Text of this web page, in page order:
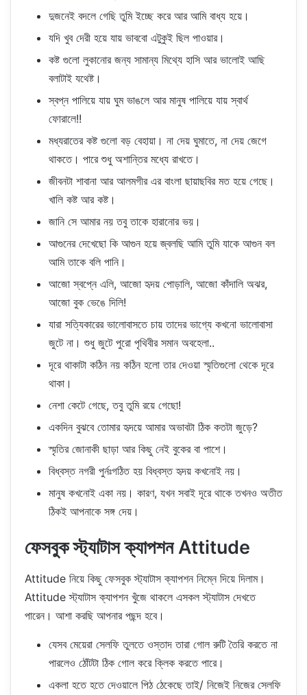
দুজনেই বদলে গেছি তুমি ইচ্ছে করে আর আমি বাধ্য হয়ে।
যদি খুব দেরী হয়ে যায় ভাববো এটুকুই ছিল পাওয়ার।
কষ্ট গুলো লুকানোর জন্য সামান্য মিথ্যে হাসি আর ভালোই আছি
বলাটাই যথেষ্ট।
স্বপ্ন পালিয়ে যায় ঘুম ভাঙলে আর মানুষ পালিয়ে যায় স্বার্থ
ফোরালে!!
মধ্যরাতের কষ্ট গুলো বড় বেহায়া। না দেয় ঘুমাতে, না দেয় জেগে
থাকতে। পারে শুধু অশান্তির মধ্যে রাখতে।
জীবনটা শাবানা আর আলমগীর এর বাংলা ছায়াছবির মত হয়ে গেছে।
খালি কষ্ট আর কষ্ট।
জানি সে আমার নয় তবু তাকে হারানোর ভয়।
আগুনের দেখেছো কি আগুন হয়ে জ্বলছি আমি তুমি যাকে আগুন বল
আমি তাকে বলি পানি।
আজো স্বপ্নে এলি, আজো হৃদয় পোড়ালি, আজো কাঁদালি অঝর,
আজো বুক ভেঙে দিলি!
যারা সত্যিকারের ভালোবাসতে চায় তাদের ভাগ্যে কখনো ভালোবাসা
জুটে না। শুধু জুটে পুরো পৃথিবীর সমান অবহেলা..
দূরে থাকাটা কঠিন নয় কঠিন হলো তার দেওয়া স্মৃতিগুলো থেকে দূরে
থাকা।
নেশা কেটে গেছে, তবু তুমি রয়ে গেছো!
একদিন বুঝবে তোমার হৃদয়ে আমার অভাবটা ঠিক কতটা জুড়ে?
স্মৃতির জোনাকী ছাড়া আর কিছু নেই বুকের বা পাশে।
বিধ্বস্ত নগরী পুর্নঃগঠিত হয় বিধ্বস্ত হৃদয় কখনোই নয়।
মানুষ কখনোই একা নয়। কারণ, যখন সবাই দূরে থাকে তখনও অতীত
ঠিকই আপনাকে সঙ্গ দেয়।
ফেসবুক স্ট্যাটাস ক্যাপশন Attitude
Attitude নিয়ে কিছু ফেসবুক স্ট্যাটাস ক্যাপশন নিম্নে দিয়ে দিলাম।
Attitude স্ট্যাটাস ক্যাপশন খুঁজে থাকলে এসকল স্ট্যাটাস দেখতে
পারেন। আশা করছি আপনার পছন্দ হবে।
যেসব মেয়েরা সেলফি তুলতে ওস্তাদ তারা গোল রুটি তৈরি করতে না
পারলেও ঠোঁটটা ঠিক গোল করে ক্লিক করতে পারে।
একলা হতে হতে দেওয়ালে পিঠ ঠেকেছে তাই/ নিজেই নিজের সেলফি